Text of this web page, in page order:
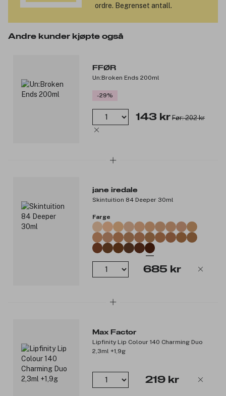
ordre. Begrenset antall.
Andre kunder kjøpte også
FFØR
Un:Broken Ends 200ml
-29%
143 kr Før: 202 kr
jane iredale
Skintuition 84 Deeper 30ml
Farge
685 kr
Max Factor
Lipfinity Lip Colour 140 Charming Duo
2,3ml +1,9g
219 kr